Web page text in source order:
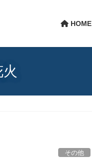
HOME
その他